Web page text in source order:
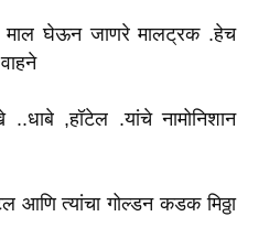
माल घेऊन जाणरे मालट्रक .हेच
,हॉटेल .यांचे नामोनिशान
आणि त्यांचा गोल्डन कडक मिठ्ठा